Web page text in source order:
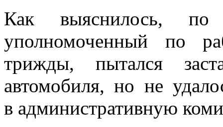
Как выяснилось, по
уполномоченный по
трижды, пытался
автомобиля, но не
в административную